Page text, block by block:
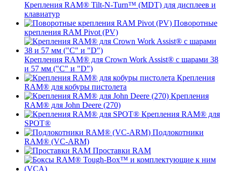
Крепления RAM® Tilt-N-Turn™ (MDT) для дисплеев и
клавиатур
Поворотные
крепления RAM Pivot (PV)
Крепления RAM® для Crown Work Assist® с шарами 38
и 57 мм ("C" и "D")
Крепления
RAM® для кобуры пистолета
Крепления
RAM® для John Deere (270)
Крепления RAM® для
SPOT®
Подлокотники
RAM® (VC-ARM)
Проставки RAM